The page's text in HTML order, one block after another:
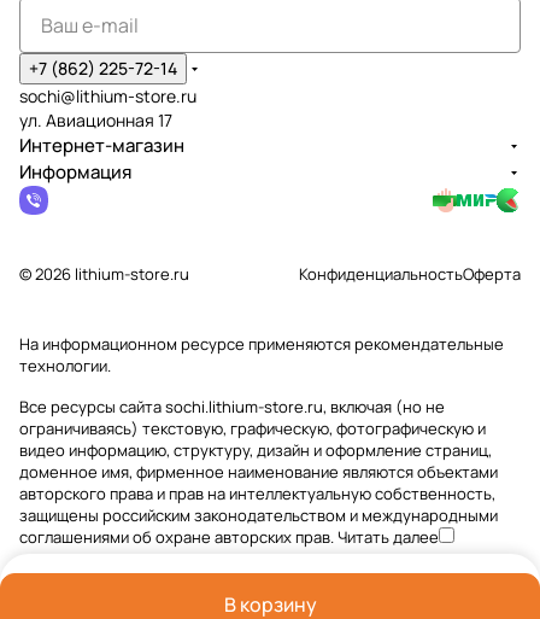
В корзину
+7 (862) 225-72-14
sochi@lithium-store.ru
ул. Авиационная 17
Интернет-магазин
Информация
© 2026 lithium-store.ru КонфиденциальностьОферта
На информационном ресурсе применяютсярекомендательные
технологии.
Все ресурсы сайта sochi.lithium-store.ru, включая (но не
ограничиваясь) текстовую, графическую, фотографическую и
видео информацию, структуру, дизайн и оформление страниц,
доменное имя, фирменное наименование являются объектами
авторского права и прав на интеллектуальную собственность,
защищены российским законодательством и международными
соглашениями об охране авторских прав.Читать далее